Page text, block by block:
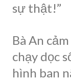
sự thật!”
Bà An
chạy dọc
hình ban